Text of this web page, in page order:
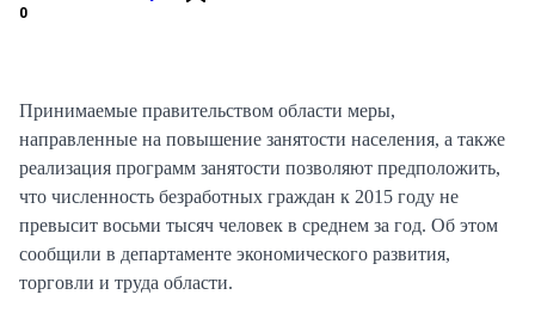
0
Принимаемые правительством области меры,
направленные на повышение занятости населения, а также
реализация программ занятости позволяют предположить,
что численность безработных граждан к 2015 году не
превысит восьми тысяч человек в среднем за год. Об этом
сообщили в департаменте экономического развития,
торговли и труда области.